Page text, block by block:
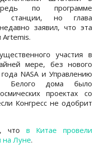
по программе
станции, но глава
заявил, что эта
Artemis.
участия в
мере, без нового
NASA и Управлению
Белого дома было
проектах со
Конгресс не одобрит
что в Китае провели
на Луне.